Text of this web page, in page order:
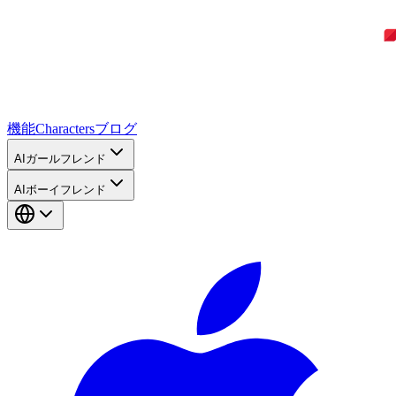
機能Charactersブログ
AIガールフレンド
AIボーイフレンド